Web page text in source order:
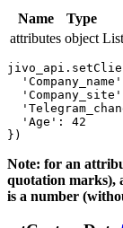
Name Type
attributes object
  'Age': 42
Note: for an
quotation marks),
is a number